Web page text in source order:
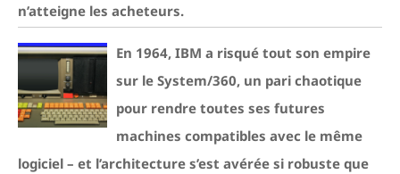
n’atteigne les acheteurs.
En 1964, IBM a risqué tout son empire
sur le System/360, un pari chaotique
pour rendre toutes ses futures
machines compatibles avec le même
logiciel – et l’architecture s’est avérée si robuste que